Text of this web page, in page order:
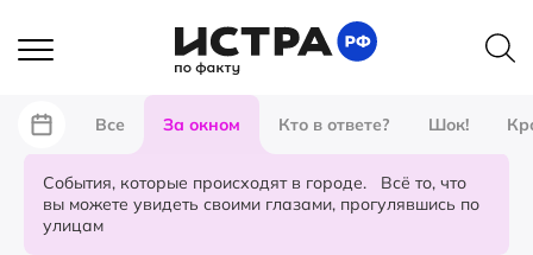
Все За окном Кто в ответе? Шок!
События, которые происходят в городе. Всё то, что
вы можете увидеть своими глазами, прогулявшись по
улицам